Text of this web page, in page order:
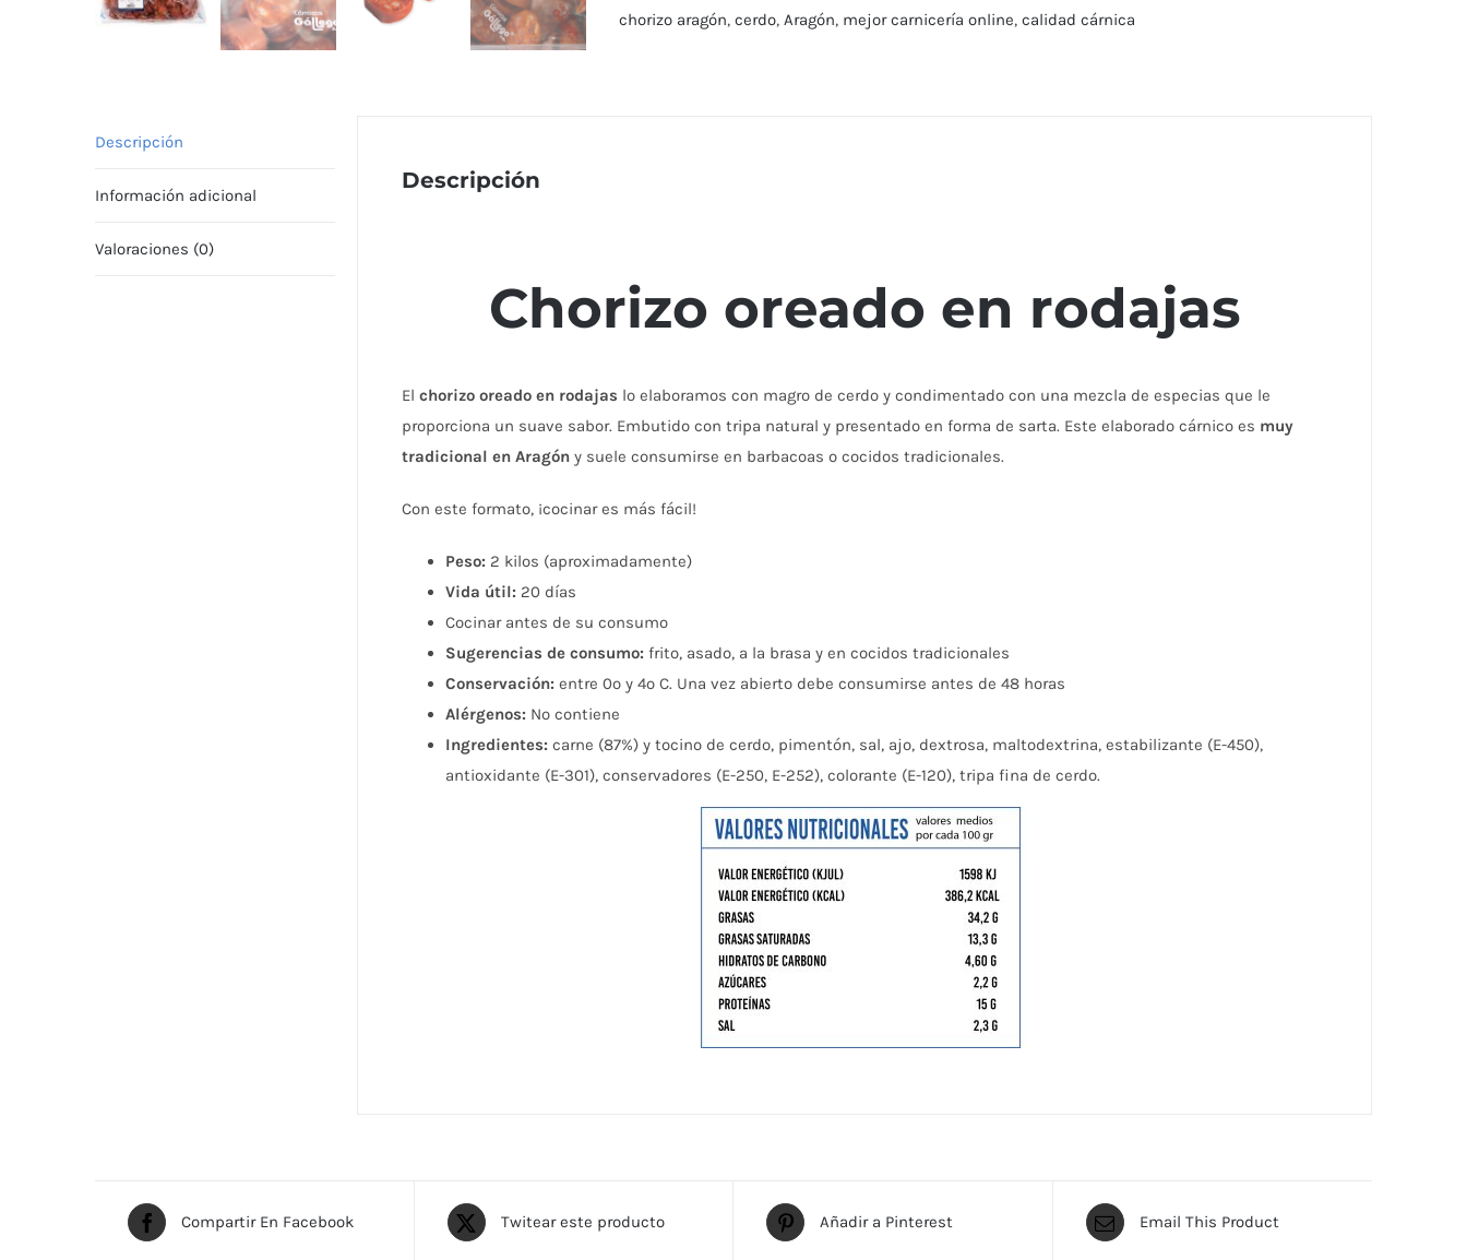
chorizo aragón, cerdo, Aragón, mejor carnicería online, calidad cárnica
Descripción
Información adicional
Valoraciones (0)
Descripción
Chorizo oreado en rodajas
El chorizo oreado en rodajas lo elaboramos con magro de cerdo y condimentado con una mezcla de especias que le
proporciona un suave sabor. Embutido con tripa natural y presentado en forma de sarta. Este elaborado cárnico es muy
tradicional en Aragón y suele consumirse en barbacoas o cocidos tradicionales.
Con este formato, ¡cocinar es más fácil!
Peso: 2 kilos (aproximadamente)
Vida útil: 20 días
Cocinar antes de su consumo
Sugerencias de consumo: frito, asado, a la brasa y en cocidos tradicionales
Conservación: entre 0º y 4º C. Una vez abierto debe consumirse antes de 48 horas
Alérgenos: No contiene
Ingredientes: carne (87%) y tocino de cerdo, pimentón, sal, ajo, dextrosa, maltodextrina, estabilizante (E-450),
antioxidante (E-301), conservadores (E-250, E-252), colorante (E-120), tripa fina de cerdo.
Compartir En Facebook Twitear este producto Añadir a Pinterest Email This Product